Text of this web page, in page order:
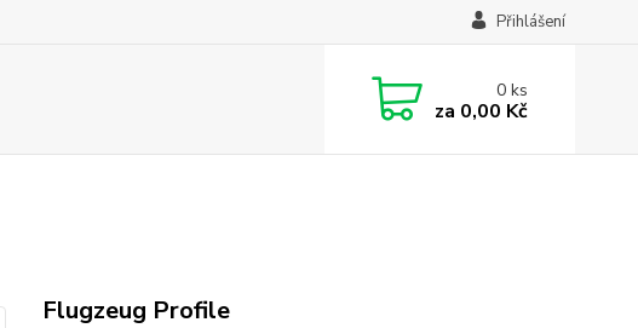
Přihlášení
0ks
za 0,00 Kč
Flugzeug Profile